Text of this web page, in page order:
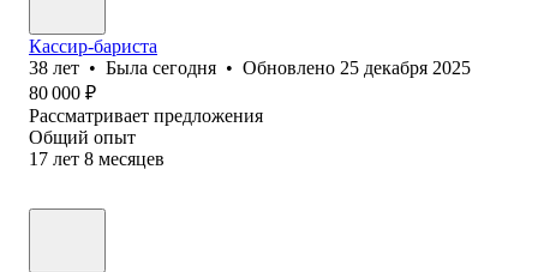
Кассир-бариста
38 лет • Была сегодня • Обновлено 25 декабря 2025
80 000 ₽
Рассматривает предложения
Общий опыт
17 лет 8 месяцев